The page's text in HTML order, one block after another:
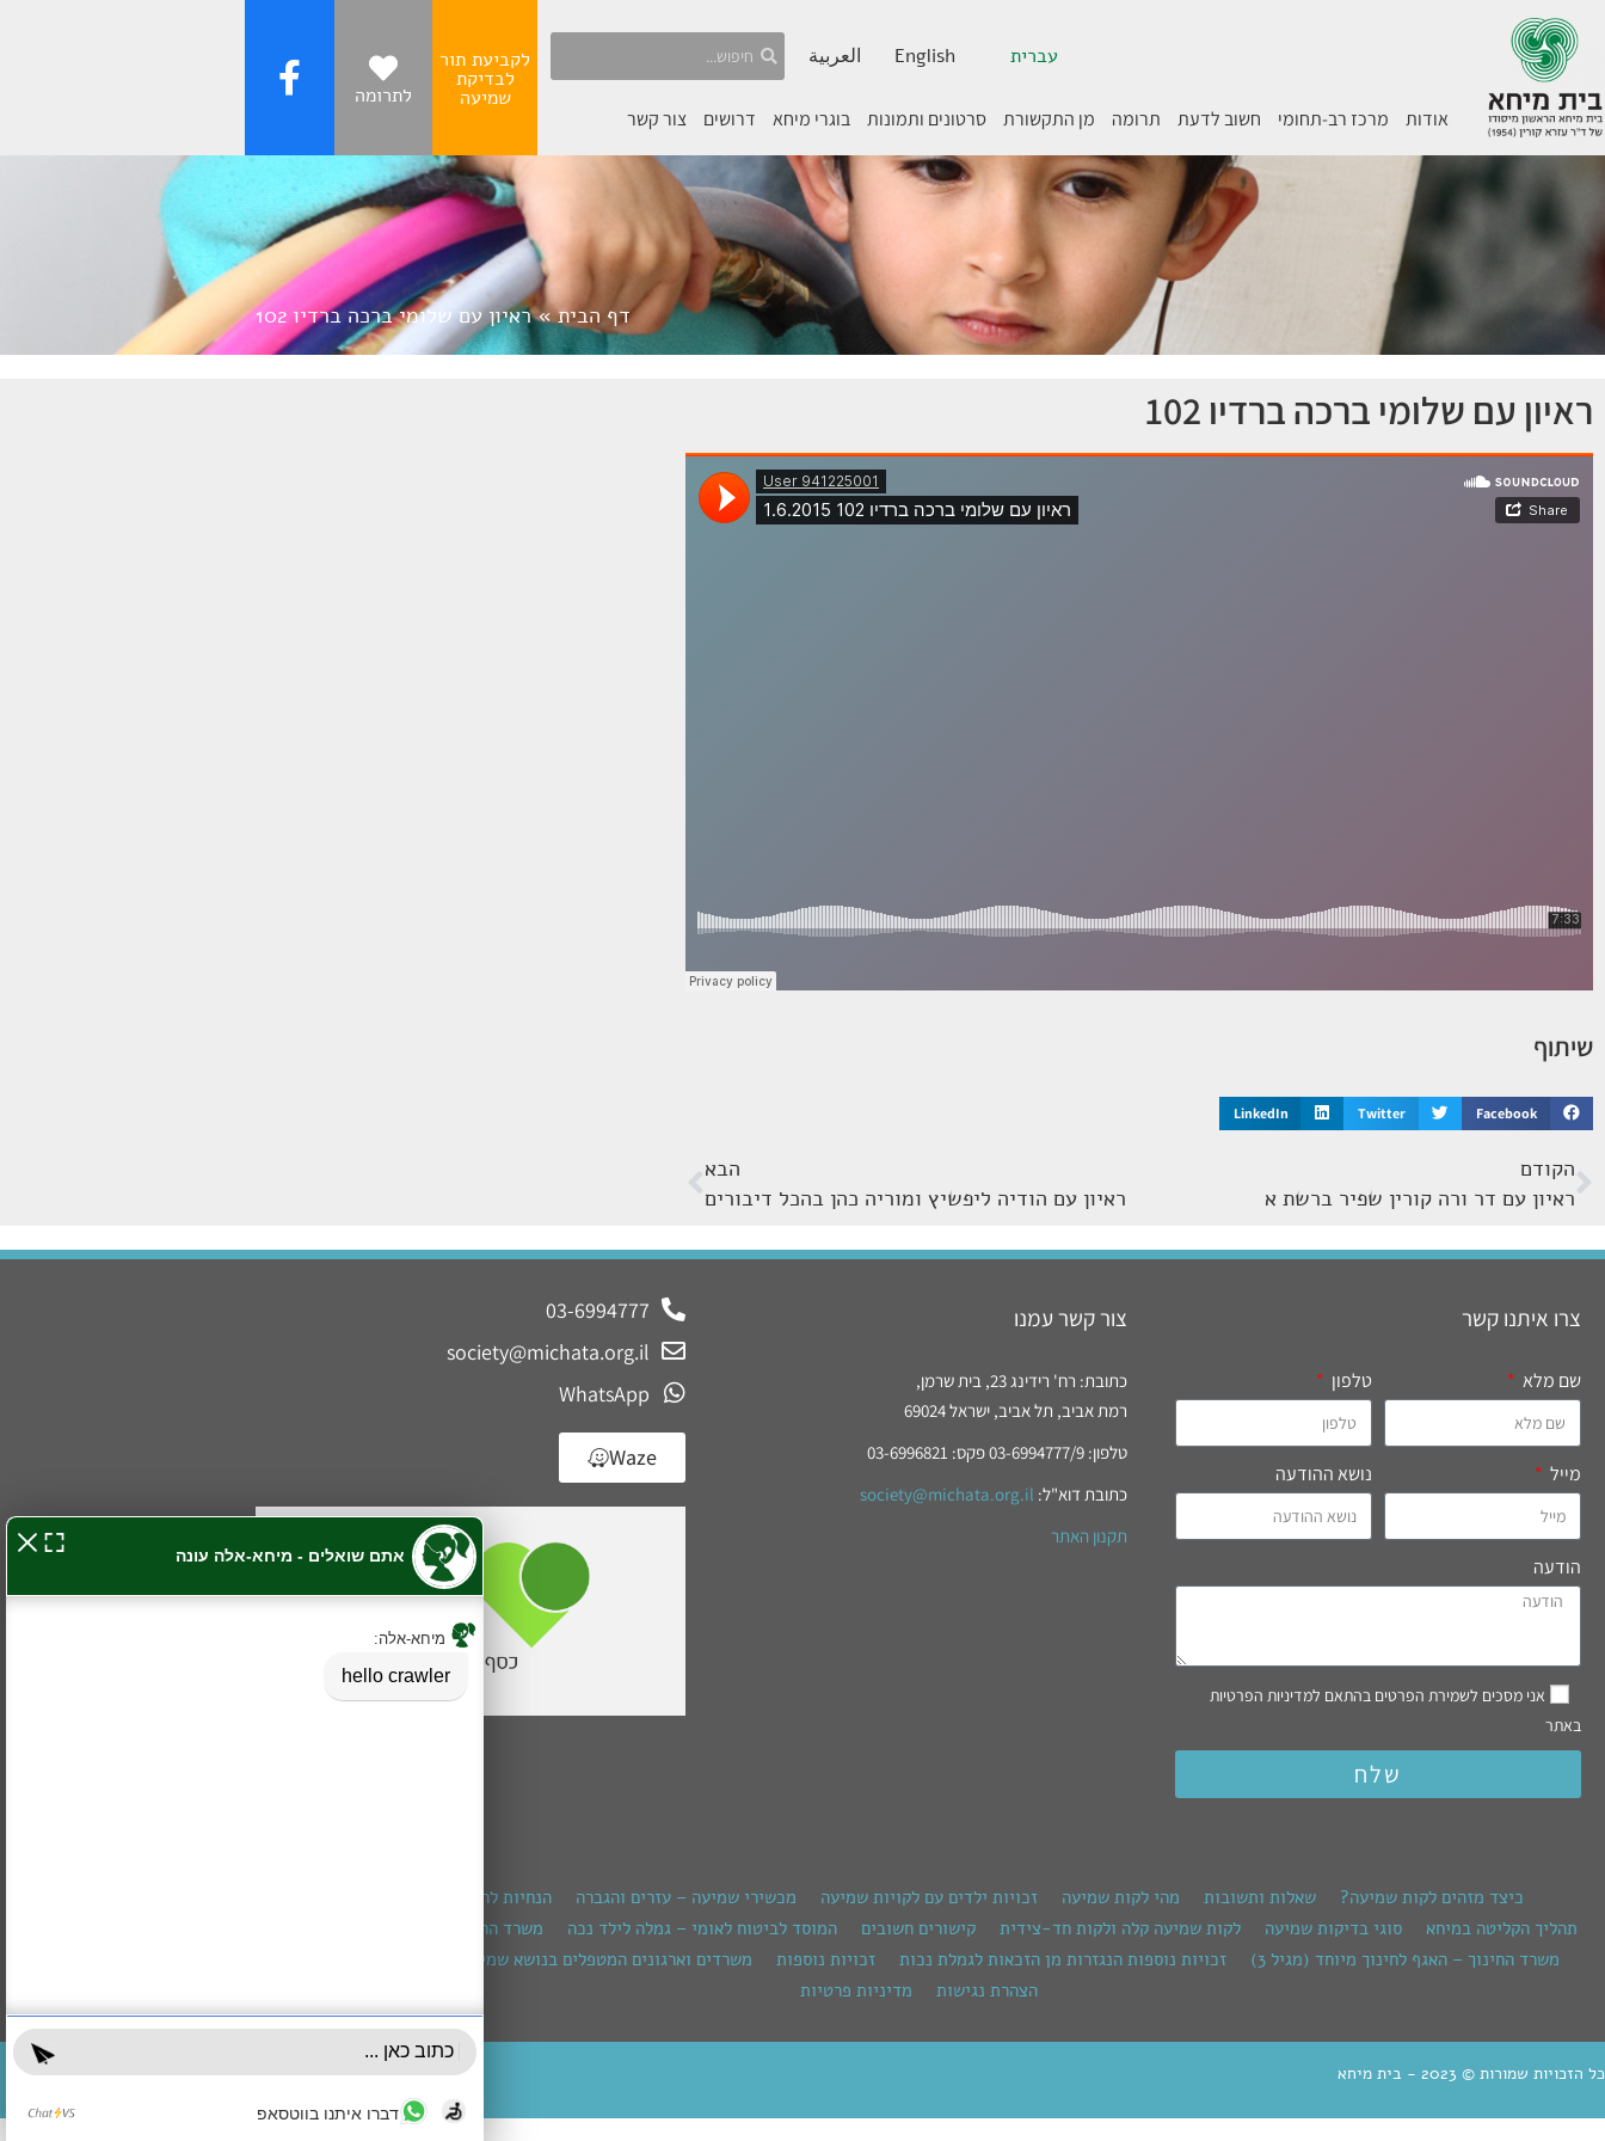
עברית English العربية
אודות מרכז רב-תחומי חשוב לדעת תרומה מן התקשורת סרטונים ותמונות בוגרי מיחא דרושים צור קשר
לקביעת תור
לבדיקת
שמיעה לתרומה
דף הבית»ראיון עם שלומי ברכה ברדיו 102
ראיון עם שלומי ברכה ברדיו 102
שיתוף
Facebook
Twitter
LinkedIn
הקודם
ראיון עם דר ורה קורין שפיר ברשת א
הבא
ראיון עם הודיה ליפשיץ ומוריה כהן בהכל דיבורים
צרו איתנו קשר
שם מלא טלפון
מייל נושא ההודעה
הודעה
אני מסכים לשמירת הפרטים בהתאם למדיניות הפרטיות
באתר
שלח
צור קשר עמנו
כתובת: רח' רידינג 23, בית שרמן,
רמת אביב, תל אביב, ישראל 69024
טלפון: 03-6994777/9 פקס: 03-6996821
כתובת דוא"ל: society@michata.org.il
תקנון האתר
03-6994777
society@michata.org.il
WhatsApp
Waze
כיצד מזהים לקות שמיעה? שאלות ותשובות מהי לקות שמיעה זכויות ילדים עם לקויות שמיעה מכשירי שמיעה – עזרים והגברה
הנחיות להרכבת מכשיר שמיעה
תהליך הקליטה במיחא
סוגי בדיקות שמיעה לקות שמיעה קלה ולקות חד-צידית קישורים חשובים המוסד לביטוח לאומי – גמלה לילד נכה
משרד הרווחה (מגיל חצי שנה עד גיל 3)
משרד החינוך – האגף לחינוך מיוחד (מגיל 3)
זכויות נוספות הנגזרות מן הזכאות לגמלת נכות זכויות נוספות משרדים וארגונים המטפלים בנושא שמירה ומיצוי זכויות
הצהרת נגישות
מדיניות פרטיות
כל הזכויות שמורות © 2023 - בית מיחא